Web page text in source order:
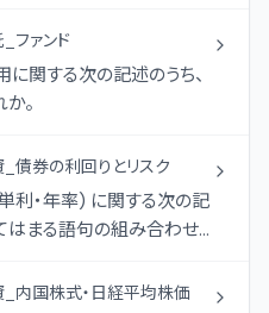
ファンド
関する次の記述のうち、
。
債券の利回りとリスク
利・年率) に関する次の記
はまる語句の組み合わせ
考慮しないものとし、計
内国株式・日経平均株価